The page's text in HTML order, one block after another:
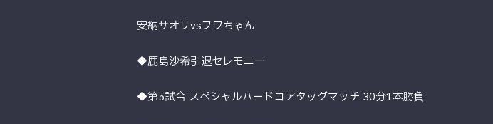
安納サオリvsフワちゃん
◆鹿島沙希引退セレモニー
◆第5試合 スペシャルハードコアタッグマッチ 30分1本勝負